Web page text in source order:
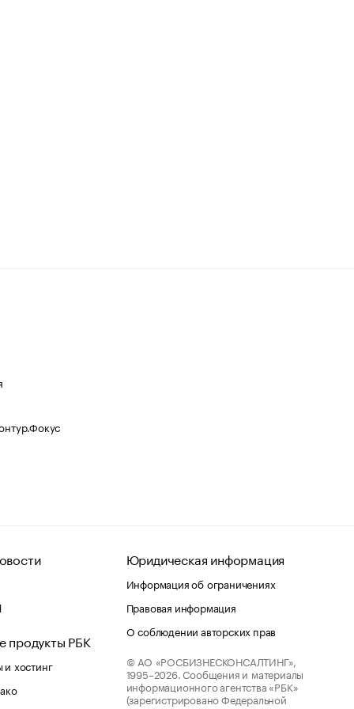
продукты РБК
хостинг
Юридическая информация
Информация об ограничениях
Правовая информация
О соблюдении авторских прав
© АО «РОСБИЗНЕСКОНСАЛТИНГ»,
1995–2026. Сообщения и материалы
информационного агентства «РБК»
(зарегистрировано Федеральной